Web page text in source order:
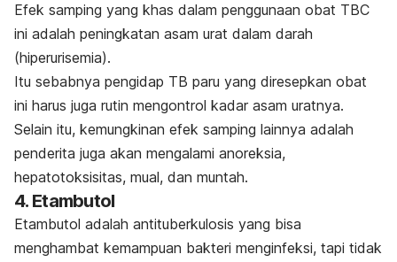
Efek samping yang khas dalam penggunaan obat TBC
ini adalah peningkatan asam urat dalam darah
(hiperurisemia).
Itu sebabnya pengidap TB paru yang diresepkan obat
ini harus juga rutin mengontrol kadar asam uratnya.
Selain itu, kemungkinan efek samping lainnya adalah
penderita juga akan mengalami anoreksia,
hepatotoksisitas, mual, dan muntah.
4. Etambutol
Etambutol adalah antituberkulosis yang bisa
menghambat kemampuan bakteri menginfeksi, tapi tidak